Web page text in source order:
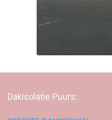
Dakisolatie Puurs: